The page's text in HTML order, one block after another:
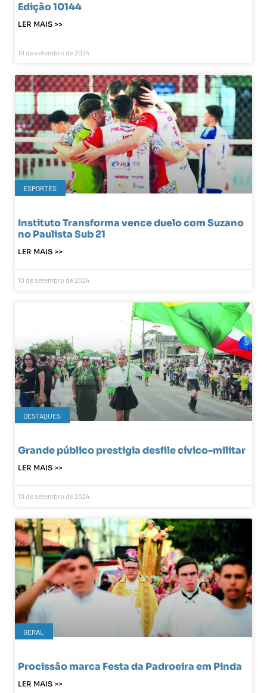
Edição 10144
LER MAIS >>
10 de setembro de 2024
ESPORTES
Instituto Transforma vence duelo com Suzano
no Paulista Sub 21
LER MAIS >>
10 de setembro de 2024
DESTAQUES
Grande público prestigia desfile cívico-militar
LER MAIS >>
10 de setembro de 2024
GERAL
Procissão marca Festa da Padroeira em Pinda
LER MAIS >>